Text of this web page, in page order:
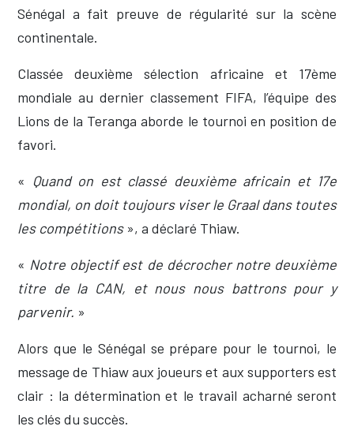
Sénégal a fait preuve de régularité sur la scène
continentale.
Classée deuxième sélection africaine et 17ème
mondiale au dernier classement FIFA, l’équipe des
Lions de la Teranga aborde le tournoi en position de
favori.
« Quand on est classé deuxième africain et 17e
mondial, on doit toujours viser le Graal dans toutes
les compétitions », a déclaré Thiaw.
« Notre objectif est de décrocher notre deuxième
titre de la CAN, et nous nous battrons pour y
parvenir. »
Alors que le Sénégal se prépare pour le tournoi, le
message de Thiaw aux joueurs et aux supporters est
clair : la détermination et le travail acharné seront
les clés du succès.